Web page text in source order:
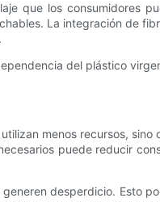
que los consumidores
La integración de
del plástico
menos recursos,
puede reducir
desperdicio. Esto